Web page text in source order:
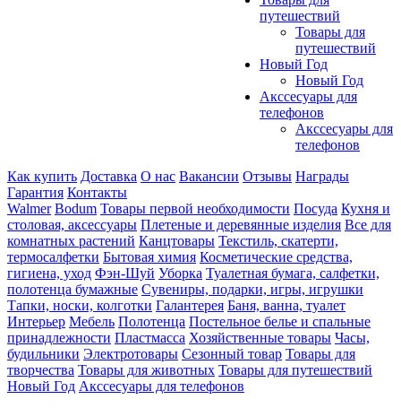
путешествий
Товары для
путешествий
Новый Год
Новый Год
Акссесуары для
телефонов
Акссесуары для
телефонов
Как купить Доставка О нас Вакансии Отзывы Награды
Гарантия Контакты
Walmer Bodum Товары первой необходимости Посуда Кухня и
столовая, аксессуары Плетеные и деревянные изделия Все для
комнатных растений Канцтовары Текстиль, скатерти,
термосалфетки Бытовая химия Косметические средства,
гигиена, уход Фэн-Шуй Уборка Туалетная бумага, салфетки,
полотенца бумажные Сувениры, подарки, игры, игрушки
Тапки, носки, колготки Галантерея Баня, ванна, туалет
Интерьер Мебель Полотенца Постельное белье и спальные
принадлежности Пластмасса Хозяйственные товары Часы,
будильники Электротовары Сезонный товар Товары для
творчества Товары для животных Товары для путешествий
Новый Год Акссесуары для телефонов